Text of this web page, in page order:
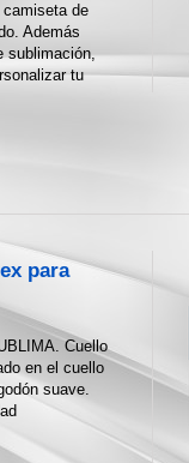
de
Además
sublimación,
tu
para
Cuello
en el cuello
suave.